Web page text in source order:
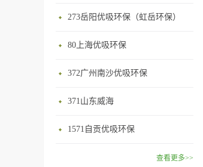
味，“醛博士”昭示着优吸在除
性。有博士的团队，才能更好
我们的“醛博士”就担此重任。
围：室内、车内等使用方法：
产
用范围：汽车、冰箱、食品
见产品说明手册产品类型：国
273岳阳优吸环保（虹岳环保）
80上海优吸环保
372广州南沙优吸环保
371山东威海
1571自贡优吸环保
查看更多>>